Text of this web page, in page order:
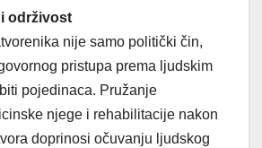
održivost
nije samo politički čin,
pristupa prema ljudskim
pojedinaca. Pružanje
njege i rehabilitacije nakon
doprinosi očuvanju ljudskog